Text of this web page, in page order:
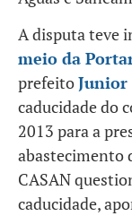
A disputa teve
meio da
prefeitoJunior
caducidade do
2013 para a
abastecimento
CASAN
caducidade,